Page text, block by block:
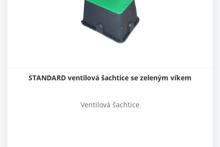
STANDARD ventilová šachtice se zeleným víkem
Ventilová šachtice